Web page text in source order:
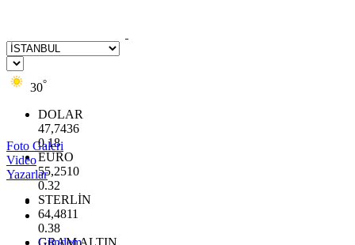
30°
DOLAR
47,7436
0.18
EURO
55,2510
0.32
STERLİN
64,4811
0.38
GRAM ALTIN
Foto Galeri
Video
Yazarlar
Gündem